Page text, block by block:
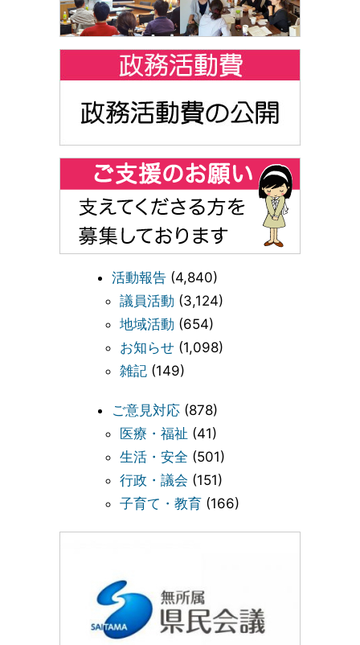
活動報告 (4,840)
議員活動 (3,124)
地域活動 (654)
お知らせ (1,098)
雑記 (149)
ご意見対応 (878)
医療・福祉 (41)
生活・安全 (501)
行政・議会 (151)
子育て・教育 (166)